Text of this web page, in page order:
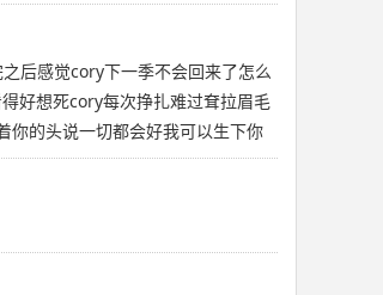
后感觉cory下一季不会回来了怎么
好想死cory每次挣扎难过耷拉眉毛
你的头说一切都会好我可以生下你